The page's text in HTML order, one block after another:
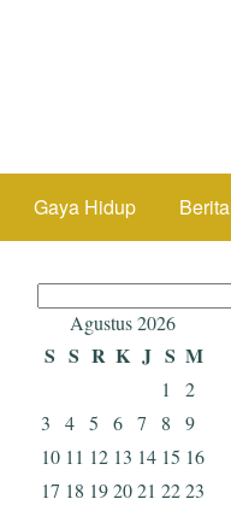
Gaya Hidup Berita
Cari
untuk:Agustus 2026
S S R K J S M
1
2
3
4 5 6 7 8
9
10 11 12 13 14 15 16
17 18 192021 2223